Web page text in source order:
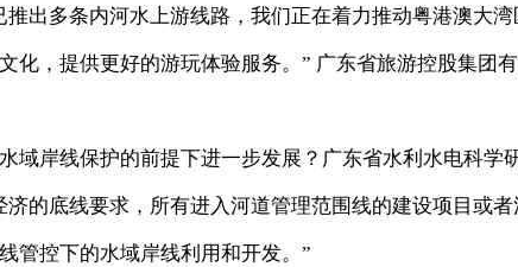
出多条内河水上游线路，我们正在着力推动粤港澳大湾
化，提供更好的游玩体验服务。” 广东省旅游控股集团有
域岸线保护的前提下进一步发展？广东省水利水电科学
的底线要求，所有进入河道管理范围线的建设项目或者
管控下的水域岸线利用和开发。”